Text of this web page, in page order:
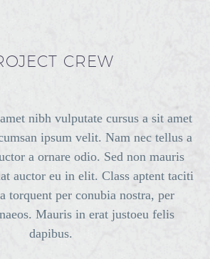
CREW
nibh vulputate cursus a sit amet
ipsum velit. Nam nec tellus a
a ornare odio. Sed non mauris
auctor eu in elit. Class aptent taciti
torquent per conubia nostra, per
Mauris in erat justoeu felis
dapibus.